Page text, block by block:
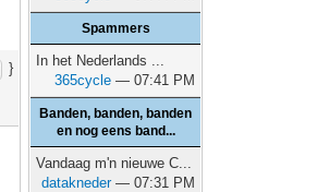
}
Spammers
In het Nederlands ...
365cycle — 07:41 PM
Banden, banden, banden
en nog eens band...
Vandaag m'n nieuwe C...
datakneder— 07:31 PM